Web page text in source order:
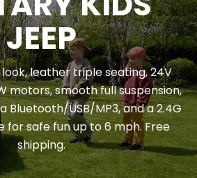
ATV
ride‑on — single‑seat,
full suspension, LED lights,
2.4G parental remote, up to
Free shipping.